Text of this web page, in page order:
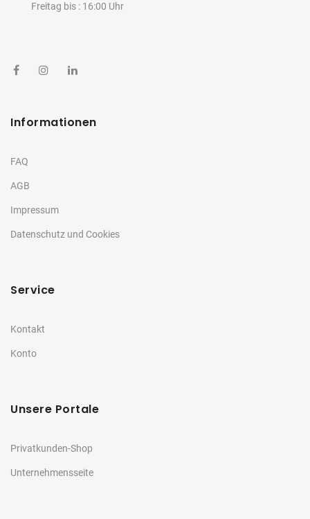
Freitag bis : 16:00 Uhr
Informationen
FAQ
AGB
Impressum
Datenschutz und Cookies
Service
Kontakt
Konto
Unsere Portale
Privatkunden-Shop
Unternehmensseite